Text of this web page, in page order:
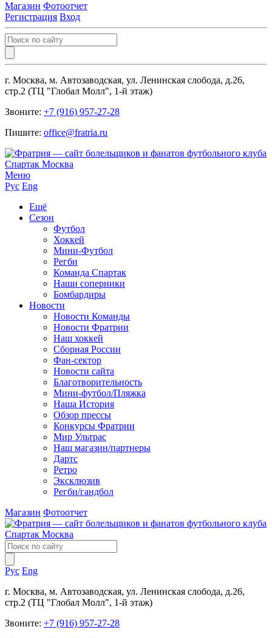
Магазин Фотоотчет
Регистрация Вход
г. Москва, м. Автозаводская, ул. Ленинская слобода, д.26,
стр.2 (ТЦ "Глобал Молл", 1-й этаж)
Звоните: +7 (916) 957-27-28
Пишите: office@fratria.ru
Меню
Рус Eng
Ещё
Сезон
Футбол
Хоккей
Мини-Футбол
Регби
Команда Спартак
Наши соперники
Бомбардиры
Новости
Новости Команды
Новости Фратрии
Наш хоккей
Сборная России
Фан-cектор
Новости сайта
Благотворительность
Мини-футбол/Пляжка
Наша История
Обзор прессы
Конкурсы Фратрии
Мир Ультрас
Наш магазин/партнеры
Дартс
Ретро
Эксклюзив
Регби/гандбол
Магазин Фотоотчет
Рус Eng
г. Москва, м. Автозаводская, ул. Ленинская слобода, д.26,
стр.2 (ТЦ "Глобал Молл", 1-й этаж)
Звоните: +7 (916) 957-27-28